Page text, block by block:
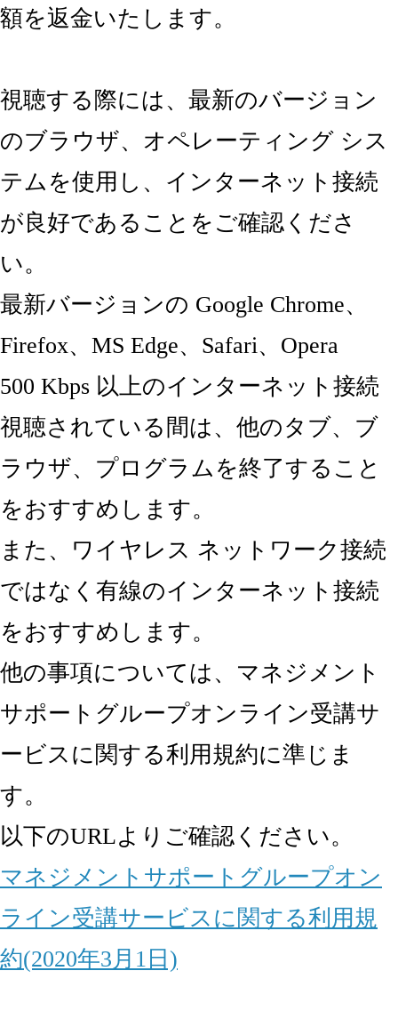
額を返金いたします。
視聴する際には、最新のバージョン
のブラウザ、オペレーティング シス
テムを使用し、インターネット接続
が良好であることをご確認くださ
い。
最新バージョンの Google Chrome、
Firefox、MS Edge、Safari、Opera
500 Kbps 以上のインターネット接続
視聴されている間は、他のタブ、ブ
ラウザ、プログラムを終了すること
をおすすめします。
また、ワイヤレス ネットワーク接続
ではなく有線のインターネット接続
をおすすめします。
他の事項については、マネジメント
サポートグループオンライン受講サ
ービスに関する利用規約に準じま
す。
以下のURLよりご確認ください。
マネジメントサポートグループオン
ライン受講サービスに関する利用規
約(2020年3月1日)